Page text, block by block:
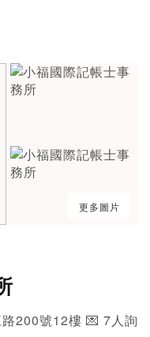
更多圖片
號12樓 💌 7人詢